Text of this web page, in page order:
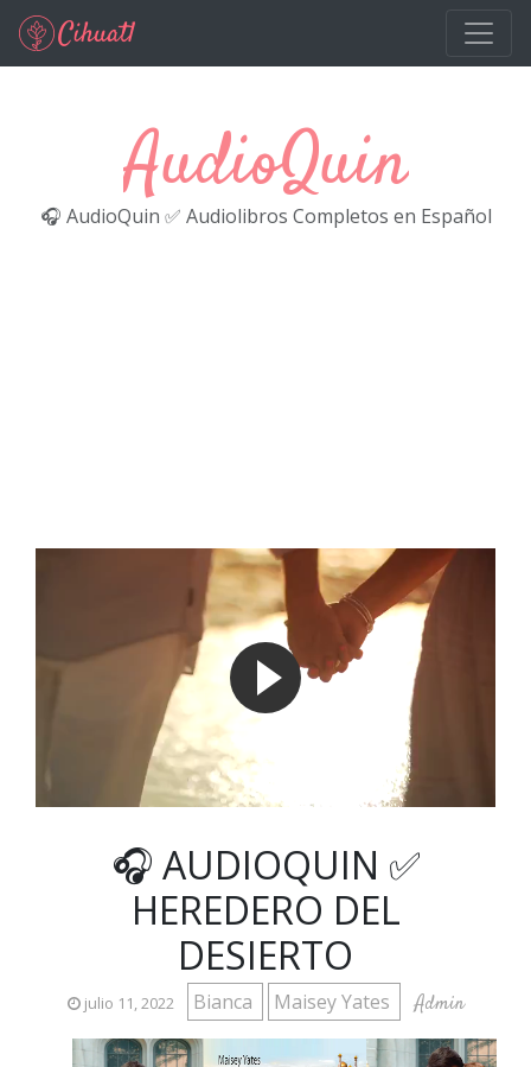
Ir al contenido principal
AudioQuin
🎧 AudioQuin ✅ Audiolibros Completos en Español
🎧 AUDIOQUIN ✅
HEREDERO DEL
DESIERTO
julio 11, 2022 Bianca Maisey Yates Admin